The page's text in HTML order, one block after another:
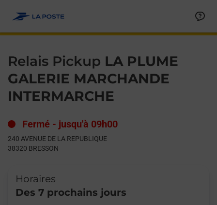
Relais Pickup LA PLUME
GALERIE MARCHANDE
INTERMARCHE
Fermé - jusqu'à 09h00
240 AVENUE DE LA REPUBLIQUE
38320 BRESSON
Horaires
Des 7 prochains jours